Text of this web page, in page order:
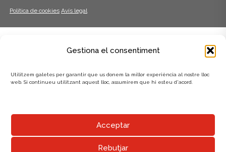
Gestiona el consentiment
Utilitzem galetes per garantir que us donem la millor experiència al nostre lloc
web. Si continueu utilitzant aquest lloc, assumirem que hi esteu d'acord.
Acceptar
Rebutjar
Política de cookies Avís legal
AMB EL SUPORT DE: